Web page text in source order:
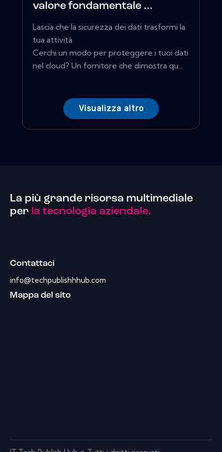
valore fondamentale ...
Lascia che la sicurezza dei dati trasformi la
tua attività
Cerchi un modo per proteggere i tuoi dati
nel cloud? Un fornitore che dimostra qu...
Visualizza altro
La più grande risorsa multimediale
per la tecnologia aziendale.
Contattaci
info@techpublishhhub.com
Mappa del sito